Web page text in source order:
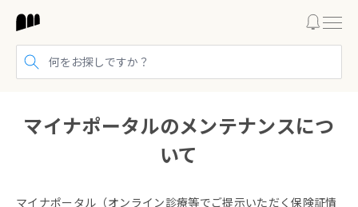
検索する
マイナポータルのメンテナンスにつ
いて
マイナポータル（オンライン診療等でご提示いただく保険証情